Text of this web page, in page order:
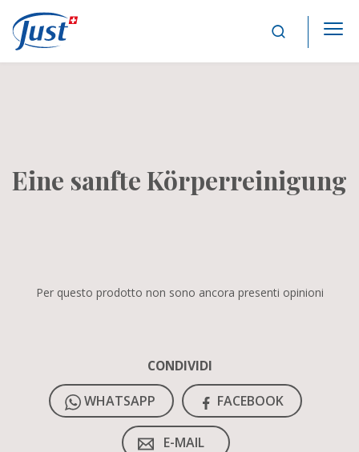
Main Navigation
Eine sanfte Körperreinigung
Per questo prodotto non sono ancora presenti opinioni
CONDIVIDI
WHATSAPP
FACEBOOK
E-MAIL